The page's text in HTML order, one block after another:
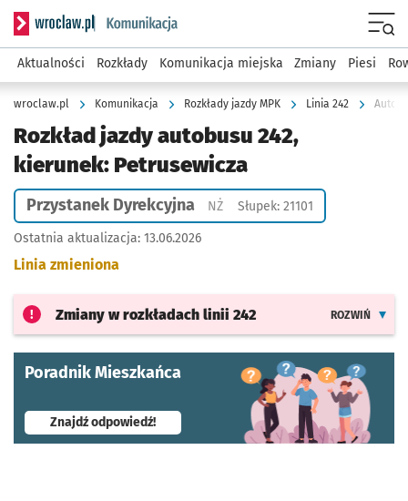
Serwis informacyjny wroclaw.pl podserwis: Komunikacja
Aktualności Rozkłady Komunikacja miejska Zmiany Piesi
wroclaw.pl Komunikacja Rozkłady jazdy MPK Linia 242
Rozkład jazdy autobusu 242,
kierunek: Petrusewicza
Przystanek Dyrekcyjna NŻPrzystanek na życzenie
Słupek: 21101
Ostatnia aktualizacja: 13.06.2026
Linia zmieniona
Zmiany w rozkładach linii 242 ROZWIŃ
Poradnik Mieszkańca
Znajdź odpowiedź!- otworzy się w nowej karcie